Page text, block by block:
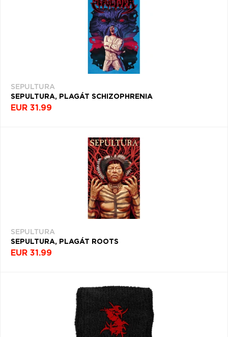
SEPULTURA
SEPULTURA, PLAGÁT SCHIZOPHRENIA
EUR 31.99
SEPULTURA
SEPULTURA, PLAGÁT ROOTS
EUR 31.99